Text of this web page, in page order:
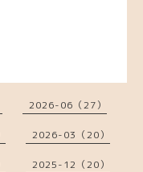
2026-06（27）
2026-03（20）
2025-12（20）